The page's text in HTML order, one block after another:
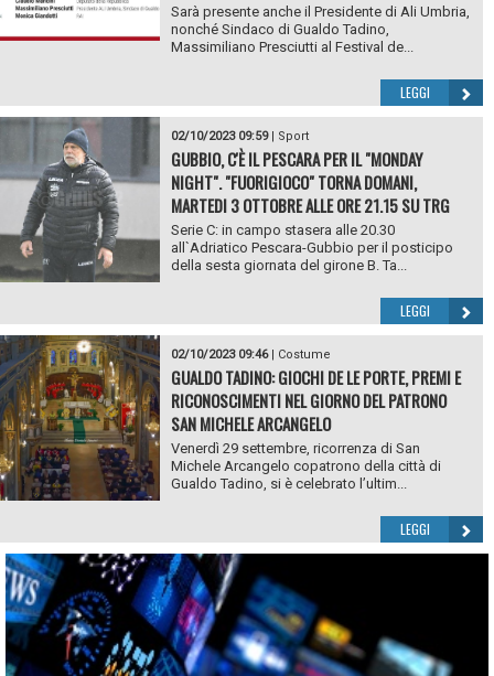
Sarà presente anche il Presidente di Ali Umbria,
nonché Sindaco di Gualdo Tadino,
Massimiliano Presciutti al Festival de...
LEGGI
02/10/2023 09:59| Sport
GUBBIO, C'È IL PESCARA PER IL "MONDAY
NIGHT". "FUORIGIOCO" TORNA DOMANI,
MARTEDI 3 OTTOBRE ALLE ORE 21.15 SU TRG
Serie C: in campo stasera alle 20.30
all`Adriatico Pescara-Gubbio per il posticipo
della sesta giornata del girone B. Ta...
LEGGI
02/10/2023 09:46| Costume
GUALDO TADINO: GIOCHI DE LE PORTE, PREMI E
RICONOSCIMENTI NEL GIORNO DEL PATRONO
SAN MICHELE ARCANGELO
Venerdì 29 settembre, ricorrenza di San
Michele Arcangelo copatrono della città di
Gualdo Tadino, si è celebrato l’ultim...
LEGGI